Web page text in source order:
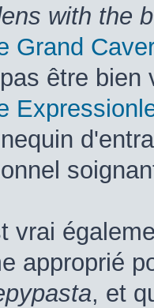
with the
Grand
être bien
vrai
approprié
, et